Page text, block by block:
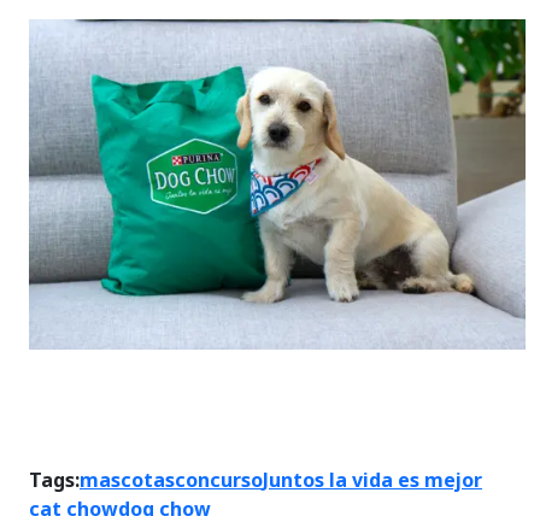
Tags:mascotasconcursoJuntos la vida es mejor
cat chowdog chow